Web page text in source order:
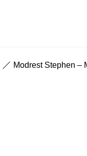
Modrest Stephen –